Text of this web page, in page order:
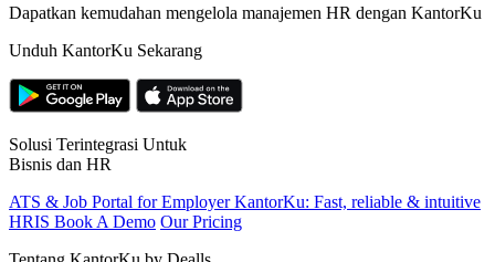
Dapatkan kemudahan mengelola manajemen HR dengan KantorKu
Unduh KantorKu Sekarang
Solusi Terintegrasi Untuk
Bisnis dan HR
ATS & Job Portal for EmployerKantorKu: Fast, reliable & intuitive
HRIS Book A Demo Our Pricing